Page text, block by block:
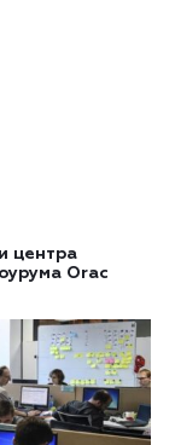
центра
Orac